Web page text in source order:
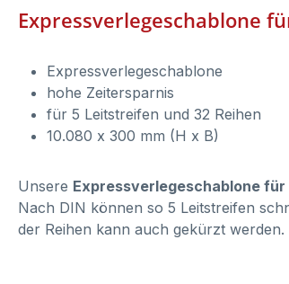
Expressverlegeschablone
Expressverlegeschablone
hohe Zeitersparnis
für 5 Leitstreifen und 32 Reihen
10.080 x 300 mm (H x B)
Unsere Expressverlegeschablone für
Nach DIN können so 5 Leitstreifen
der Reihen kann auch gekürzt werden.